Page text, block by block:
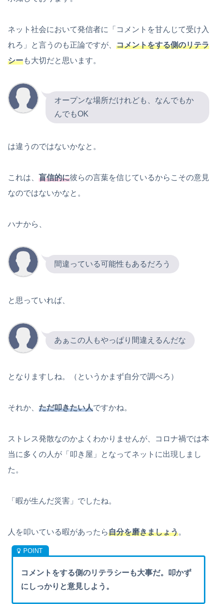
ネット社会において発信者に「コメントを甘んじて受け入
れろ」と言うのも正論ですが、 コメントをする側のリテラ
シーも大切だと思います。
オープンな場所だけれども、なんでもか
んでもOK
は違うのではないかなと。
これは、 盲信的に彼らの言葉を信じているからこその意見
なのではないかなと。
ハナから、
間違っている可能性もあるだろう
と思っていれば、
あぁこの人もやっぱり間違えるんだな
となりますしね。（というかまず自分で調べろ）
それか、 ただ叩きたい人ですかね。
ストレス発散なのかよくわかりませんが、コロナ禍では本
当に多くの人が「叩き屋」となってネットに出現しまし
た。
「暇が生んだ災害」でしたね。
人を叩いている暇があったら自分を磨きましょう。
コメントをする側のリテラシーも大事だ。叩かず
にしっかりと意見しよう。